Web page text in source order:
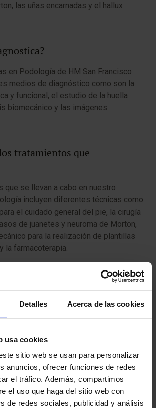
Detalles Acerca de las cookies
usa cookies
sitio web se usan para personalizar
anuncios, ofrecer funciones de redes
el tráfico. Además, compartimos
el uso que haga del sitio web con
de redes sociales, publicidad y análisis
las uñas encarnadas y el hallux
en Podología de HM San Francisco
medios de diagnóstico como son la
y funcional, el estudio de la huella
biomecánico y las imágenes
tratamientos que
que se llevan a cabo en nuestro
incluyen diferentes técnicas como
el cuidado general del pie, la cirugía
de juanetes y neuroma de Morton,
para la realización de plantillas
la farmacoterapia.